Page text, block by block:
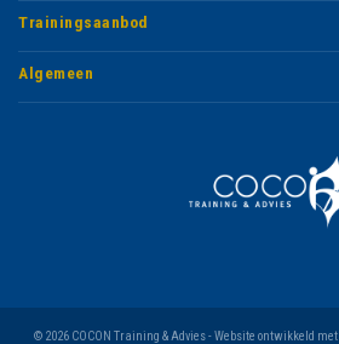
Trainingsaanbod
Algemeen
© 2026 COCON Training & Advies - Website ontwikkeld met